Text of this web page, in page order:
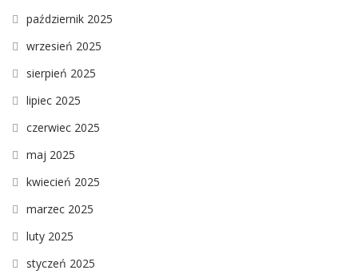
październik 2025
wrzesień 2025
sierpień 2025
lipiec 2025
czerwiec 2025
maj 2025
kwiecień 2025
marzec 2025
luty 2025
styczeń 2025